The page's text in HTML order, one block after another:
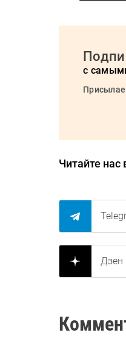
с
Читайте нас
Дзен